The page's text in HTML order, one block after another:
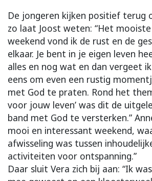
De jongeren kijken positief terug
zo laat Joost weten: “Het
weekend vond ik de rust en de
elkaar. Je bent in je eigen leven
alles en nog wat en dan vergeet
eens om even een rustig
met God te praten. Rond het
voor jouw leven’ was dit de
band met God te versterken.”
mooi en interessant weekend,
afwisseling was tussen
activiteiten voor ontspanning.”
Daar sluit Vera zich bij aan: “Ik